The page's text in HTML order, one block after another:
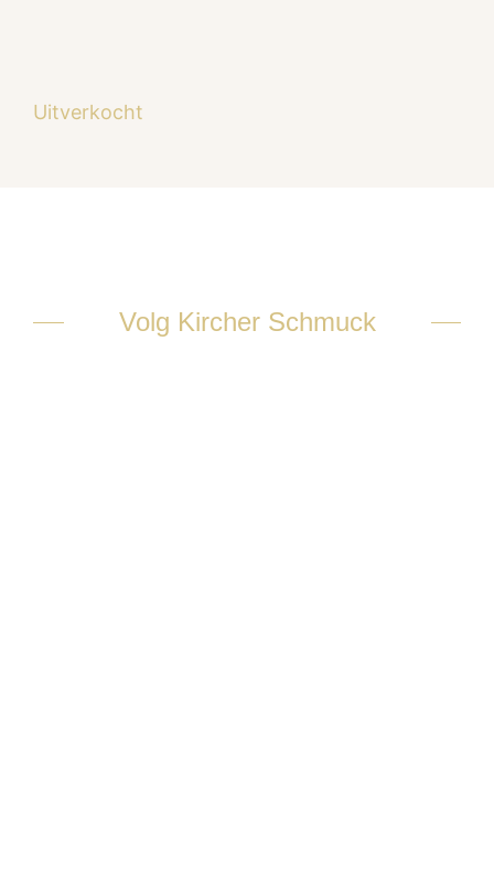
Uitverkocht
Volg Kircher Schmuck